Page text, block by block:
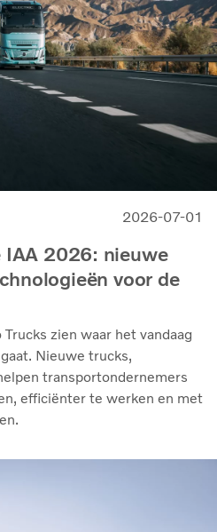
2026-07-01
IAA 2026: nieuwe
voor de
zien waar het vandaag
Nieuwe trucks,
transportondernemers
efficiënter te werken en met